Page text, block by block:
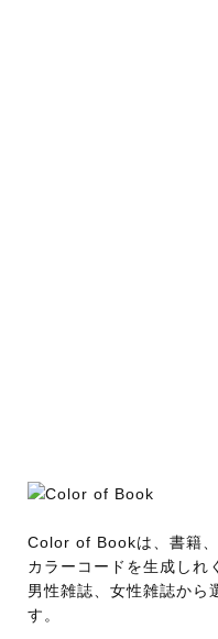
Color of Bookは、書籍
カラーコードを生成しれ
男性雑誌、女性雑誌から
す。